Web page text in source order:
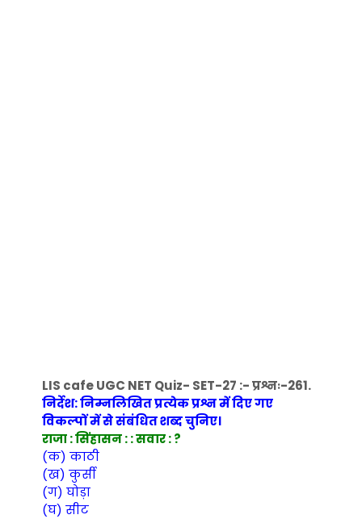
LIS cafe UGC NET Quiz- SET-27 :- प्रश्नः-261.
निर्देश: निम्नलिखित प्रत्येक प्रश्न में दिए गए
विकल्पों में से संबंधित शब्द चुनिए।
राजा : सिंहासन : : सवार : ?
(क) काठी
(ख) कुर्सी
(ग) घोड़ा
(घ) सीट